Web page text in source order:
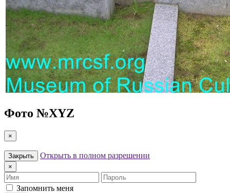
Фото №XYZ
×
Закрыть Открыть в полном разрешении
×
Имя
Пароль
Запомнить меня